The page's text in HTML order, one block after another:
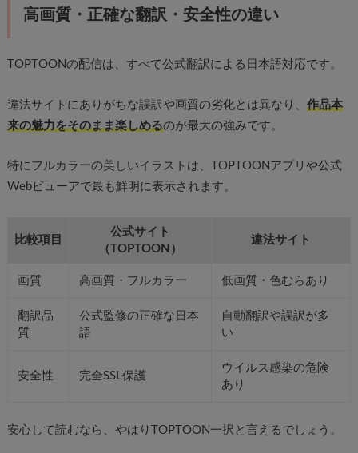
高画質・正確な翻訳・安全性の違い
TOPTOONの配信は、すべて公式翻訳による日本語対応です。
違法サイトにありがちな誤訳や画質の劣化とは異なり、 作品本
来の魅力をそのまま楽しめるのが最大の強みです。
特にフルカラーの美しいイラストは、TOPTOONアプリや公式
Webビューアで最も鮮明に表示されます。
比較項目
公式サイト
（TOPTOON）
違法サイト
画質 高画質・フルカラー 低画質・色むらあり
翻訳品
質
公式監修の正確な日本
語
自動翻訳や誤訳が多
い
安全性 完全SSL保護
ウイルス感染の危険
あり
安心して読むなら、やはりTOPTOON一択と言えるでしょう。